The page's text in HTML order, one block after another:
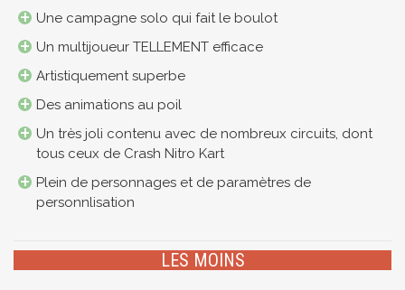
Une campagne solo qui fait le boulot
Un multijoueur TELLEMENT efficace
Artistiquement superbe
Des animations au poil
Un très joli contenu avec de nombreux circuits, dont
tous ceux de Crash Nitro Kart
Plein de personnages et de paramètres de
personnlisation
LES MOINS